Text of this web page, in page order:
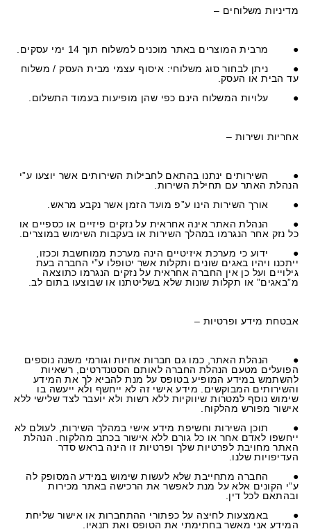
מדיניות משלוחים –
● מרבית המוצרים באתר מוכנים למשלוח תוך 14 ימי עסקים.
● ניתן לבחור סוג משלוחי: איסוף עצמי מבית העסק / משלוח
עד הבית או העסק.
● עלויות המשלוח הינם כפי שהן מופיעות בעמוד התשלום.
אחריות ושירות –
● השירותים ינתנו בהתאם לחבילות השירותים אשר יוצעו ע”י
הנהלת האתר עם תחילת השירות.
● אורך השירות הינו ע”פ מועד הזמן אשר נקבע מראש.
● הנהלת האתר אינה אחראית על נזקים פיזיים או כספיים או
כל נזק אחר הנגרמו במהלך השירות או בעקבות השימוש במוצרים.
● ידוע כי מערכת איזיטיים הינה מערכת ממוחשבת וככזו,
ייתכנו ויהיו באגים שונים ותקלות אשר יטופלו ע”י החברה בעת
גילויים ועל כן אין החברה אחראית על נזקים הנגרמו כתוצאה
מ”באגים” או תקלות שונות שלא בשליטתנו או שבוצעו בתום לב.
אבטחת מידע ופרטיות –
● הנהלת האתר, כמו גם חברות אחיות וגורמי משנה נוספים
הפועלים מטעם הנהלת החברה לאותם הסטנדרטים, רשאיות
להשתמש במידע המופיע בטופס על מנת להביא לך את המידע
והשירותים המבוקשים. מידע אישי זה לא ייחשף ולא ייעשה בו
שימוש נוסף למטרות שיווקיות ללא רשות ולא יועבר לצד שלישי ללא
אישור מפורש מהלקוח.
● תוכן השירות וחשיפת מידע אישי במהלך השירות, לעולם לא
ייחשפו לאדם אחר או כל גורם ללא אישור בכתב מהלקוח. הנהלת
האתר מחויבת לפרטיות שלך ופרטיות זו הינה בראש סדר
העדיפויות שלנו.
● החברה מתחייבת שלא לעשות שימוש במידע המסופק לה
ע”י הקונים אלא על מנת לאפשר את הרכישה באתר מכירות
ובהתאם לכל דין.
● באמצעות לחיצה על כפתורי ההתחברות או אישור שליחת
המידע אני מאשר בחתימתי את הטופס ואת תנאיו.